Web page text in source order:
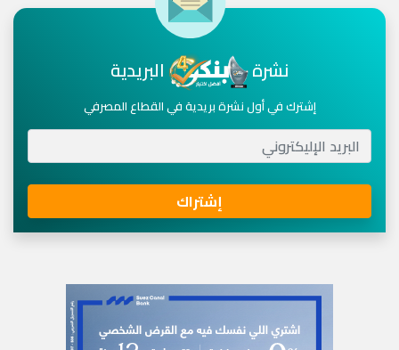
نشرة البريدية
إشترك في أول نشرة بريدية في القطاع المصرفي